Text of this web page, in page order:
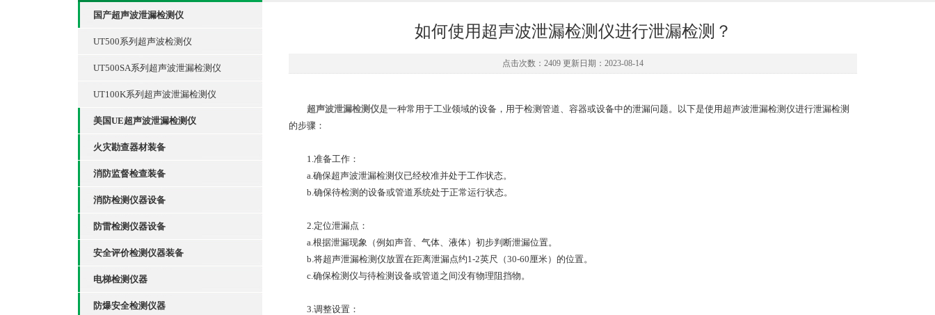
国产超声波泄漏检测仪
UT500系列超声波检测仪
UT500SA系列超声波泄漏检测仪
UT100K系列超声波泄漏检测仪
美国UE超声波泄漏检测仪
火灾勘查器材装备
消防监督检查装备
消防检测仪器设备
防雷检测仪器设备
安全评价检测仪器装备
电梯检测仪器
防爆安全检测仪器
如何使用超声波泄漏检测仪进行泄漏检测？
点击次数：2409 更新日期：2023-08-14
超声波泄漏检测仪是一种常用于工业领域的设备，用于检测管道、容器或设备中的泄漏问题。以下是使用超声波泄漏检测仪进行泄漏检测
的步骤：
1.准备工作：
a.确保超声波泄漏检测仪已经校准并处于工作状态。
b.确保待检测的设备或管道系统处于正常运行状态。
2.定位泄漏点：
a.根据泄漏现象（例如声音、气体、液体）初步判断泄漏位置。
b.将超声泄漏检测仪放置在距离泄漏点约1-2英尺（30-60厘米）的位置。
c.确保检测仪与待检测设备或管道之间没有物理阻挡物。
3.调整设置：